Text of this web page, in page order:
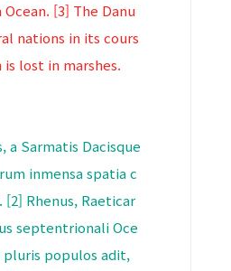
[3] The Danu
nations in its cours
lost in marshes.
a Sarmatis Dacisque
inmensa spatia c
Rhenus, Raeticar
septentrionali Oce
pluris populos adit,